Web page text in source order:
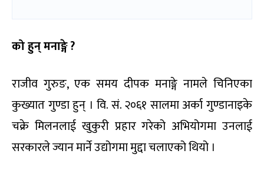
को हुन् मनाङ्गे ?
राजीव गुरुङ, एक समय दीपक मनाङ्गे नामले चिनिएका
कुख्यात गुण्डा हुन् । वि. सं. २०६१ सालमा अर्का गुण्डानाइके
चक्रे मिलनलाई खुकुरी प्रहार गरेको अभियोगमा उनलाई
सरकारले ज्यान मार्ने उद्योगमा मुद्दा चलाएको थियो ।